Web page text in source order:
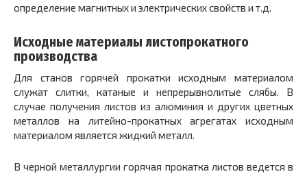
определение магнитных и электрических свойств и т.д.
Исходные материалы листопрокатного
производства
Для станов горячей прокатки исходным материалом
служат слитки, катаные и непрерывнолитые слябы. В
случае получения листов из алюминия и других цветных
металлов на литейно-прокатных агрегатах исходным
материалом является жидкий металл.
В черной металлургии горячая прокатка листов ведется в